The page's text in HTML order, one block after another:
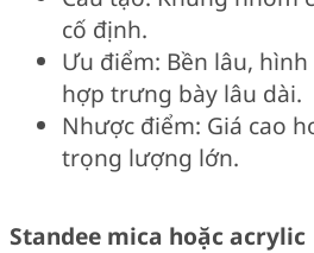
cố định.
Ưu điểm: Bền lâu,
hợp trưng bày lâu dài.
Nhược điểm: Giá cao
trọng lượng lớn.
Standee mica hoặc acrylic